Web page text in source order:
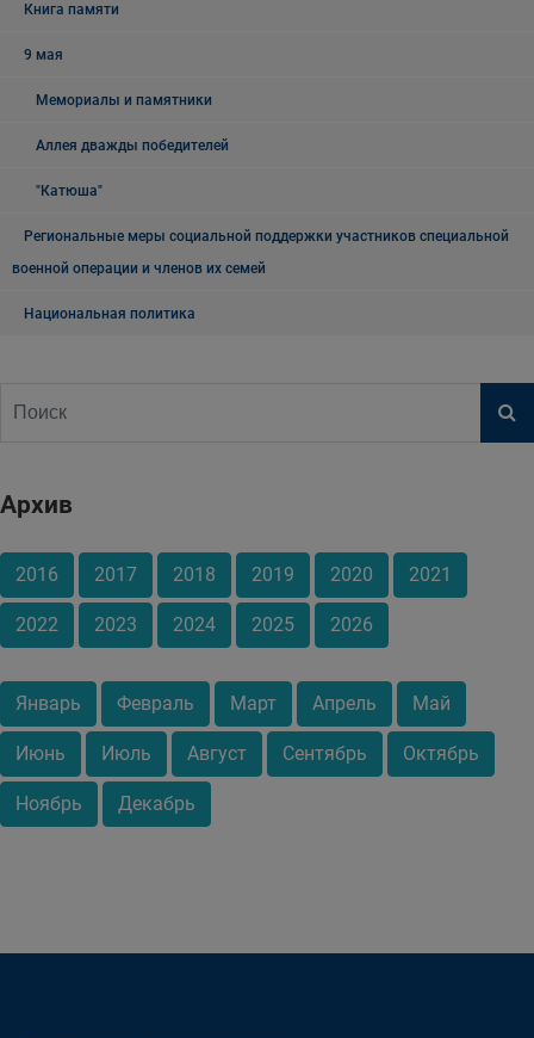
Книга памяти
9 мая
Мемориалы и памятники
Аллея дважды победителей
"Катюша"
Региональные меры социальной поддержки участников специальной
военной операции и членов их семей
Национальная политика
Архив
2016 2017 2018 2019 2020 2021
2022 2023 2024 2025 2026
Январь Февраль Март Апрель Май
Июнь Июль Август Сентябрь Октябрь
Ноябрь Декабрь